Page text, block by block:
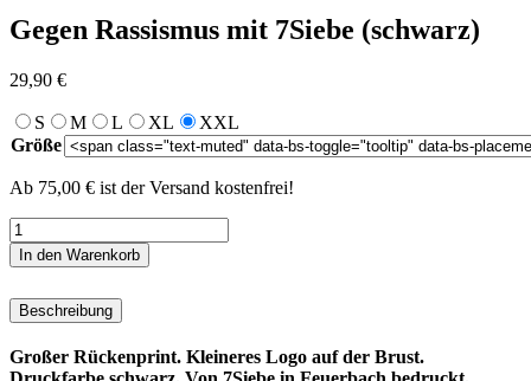
Gegen Rassismus mit 7Siebe (schwarz)
29,90 €
S M L XL
XXL
Größe
Ab 75,00 € ist der Versand kostenfrei!
Gegen
Rassismus
mit
(schwarz)
In den Warenkorb
Beschreibung
Großer Rückenprint. Kleineres Logo auf der Brust.